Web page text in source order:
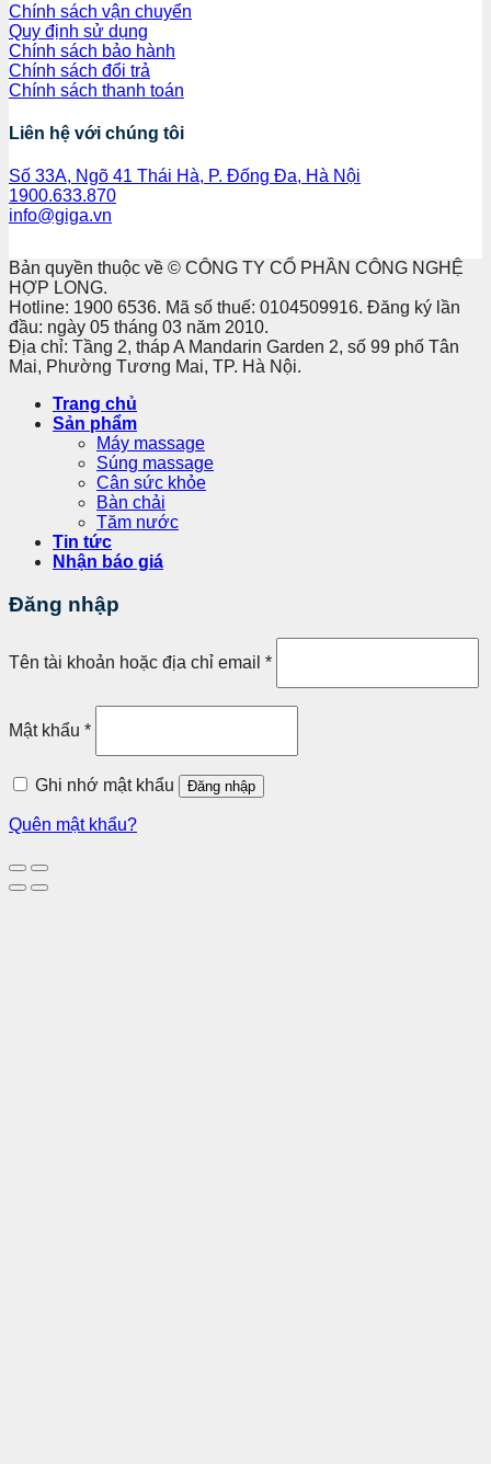
Chính sách vận chuyển
Quy định sử dụng
Chính sách bảo hành
Chính sách đổi trả
Chính sách thanh toán
Liên hệ với chúng tôi
Số 33A, Ngõ 41 Thái Hà, P. Đống Đa, Hà Nội
1900.633.870
info@giga.vn
Bản quyền thuộc về © CÔNG TY CỔ PHẦN CÔNG NGHỆ
HỢP LONG.
Hotline: 1900 6536. Mã số thuế: 0104509916. Đăng ký lần
đầu: ngày 05 tháng 03 năm 2010.
Địa chỉ: Tầng 2, tháp A Mandarin Garden 2, số 99 phố Tân
Mai, Phường Tương Mai, TP. Hà Nội.
Trang chủ
Sản phẩm
Máy massage
Súng massage
Cân sức khỏe
Bàn chải
Tăm nước
Tin tức
Nhận báo giá
Đăng nhập
Tên tài khoản hoặc địa chỉ email *
Mật khẩu *
Ghi nhớ mật khẩu Đăng nhập
Quên mật khẩu?